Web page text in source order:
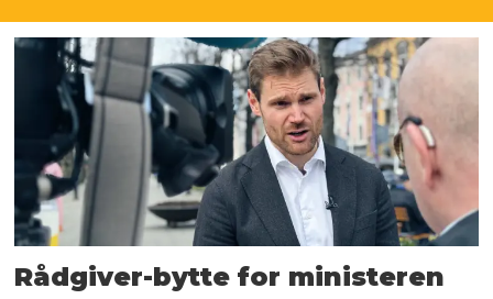
Rådgiver-bytte for ministeren